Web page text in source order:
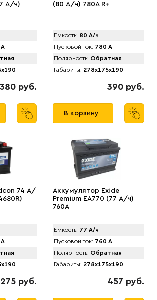
А/ч)
А
380 руб.
(80 А/ч) 780A R+
Емкость: 80 А/ч
Пусковой ток: 780 А
Полярность: Обратная
Габариты: 278x175x190
390 руб.
В корзину
74 А/
А
275 руб.
Аккумулятор Exide
Premium EA770 (77 А/ч)
760A
Емкость: 77 А/ч
Пусковой ток: 760 А
Полярность: Обратная
Габариты: 278x175x190
457 руб.